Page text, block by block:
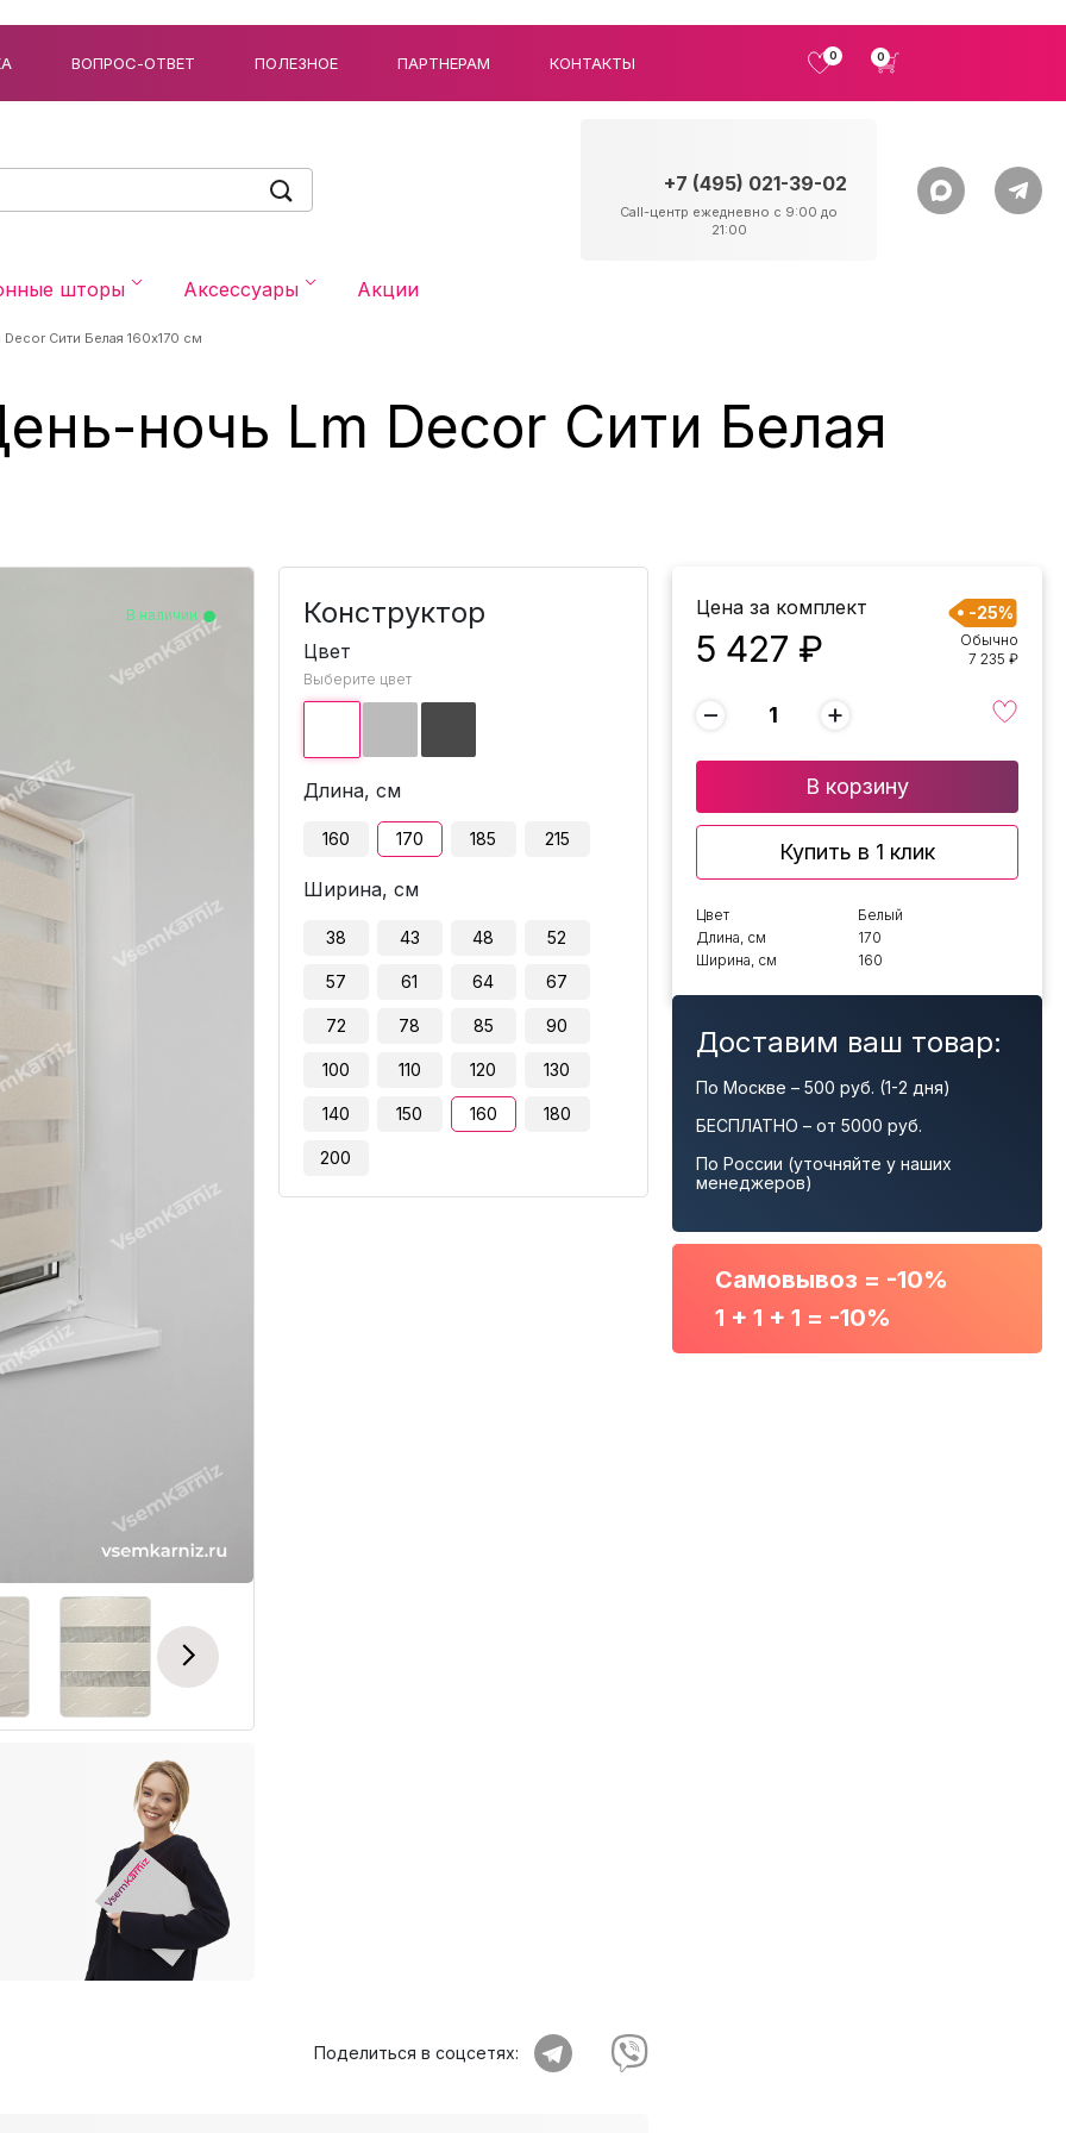
ВОПРОС-ОТВЕТ ПОЛЕЗНОЕ ПАРТНЕРАМ КОНТАКТЫ 0 0
+7 (495) 021-39-02
Call-центр ежедневно с 9:00 до
21:00
шторы Аксессуары Акции
Сити Белая 160x170 см
ночь Lm Decor Сити Белая
В наличии
В наличии
В наличии
В наличии
В наличии
В наличии
В наличии
В наличии
В наличии
В наличии
В наличии
В наличии
В наличии
В наличии
В наличии
В наличии
В наличии
Next
Конструктор
Цвет
Выберите цвет
Длина, см
160 170 185 215
Ширина, см
38 43 48 52
57 61 64 67
72 78 85 90
100 110 120 130
140 150 160 180
200
Поделиться в соцсетях:
Цена за комплект
5 427 ₽
-25%
Обычно
7 235 ₽
− +
В корзину
Купить в 1 клик
Цвет
Белый
Длина, см
170
Ширина, см
160
Доставим ваш товар:
По Москве – 500 руб. (1-2 дня)
БЕСПЛАТНО – от 5000 руб.
По России (уточняйте у наших
менеджеров)
Самовывоз = -10%
1 + 1 + 1 = -10%